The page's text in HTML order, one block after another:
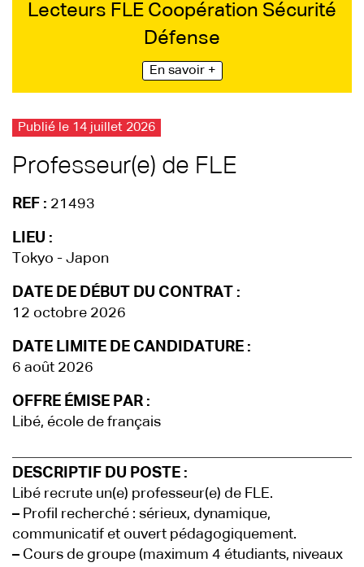
Lecteurs FLE Coopération Sécurité
Défense
En savoir +
Publié le 14 juillet 2026
Professeur(e) de FLE
REF : 21493
LIEU :
Tokyo - Japon
DATE DE DÉBUT DU CONTRAT :
12 octobre 2026
DATE LIMITE DE CANDIDATURE :
6 août 2026
OFFRE ÉMISE PAR :
Libé, école de français
DESCRIPTIF DU POSTE :
Libé recrute un(e) professeur(e) de FLE.
– Profil recherché : sérieux, dynamique,
communicatif et ouvert pédagogiquement.
– Cours de groupe (maximum 4 étudiants, niveaux